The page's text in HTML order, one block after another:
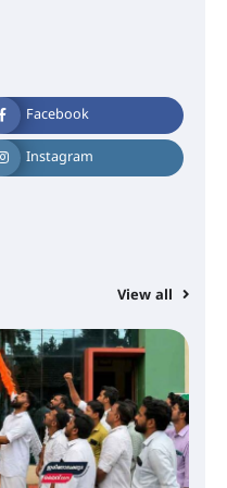
Facebook
Instagram
View all
ന്
– ഗുരുവായൂർ –